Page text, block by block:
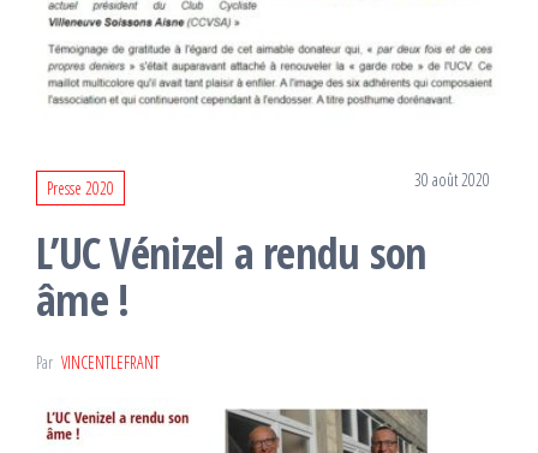
Presse 2020 30 août 2020
L’UC Vénizel a rendu son
âme !
Par VINCENTLEFRANT